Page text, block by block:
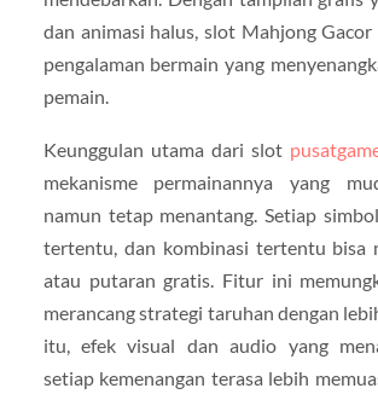
dan animasi halus, slot Mahjong Gacor
pengalaman bermain yang
pemain.
Keunggulan utama dari slot
mekanisme permainannya yang
namun tetap menantang. Setiap
tertentu, dan kombinasi tertentu bisa
atau putaran gratis. Fitur ini
merancang strategi taruhan dengan
itu, efek visual dan audio yang
setiap kemenangan terasa lebih